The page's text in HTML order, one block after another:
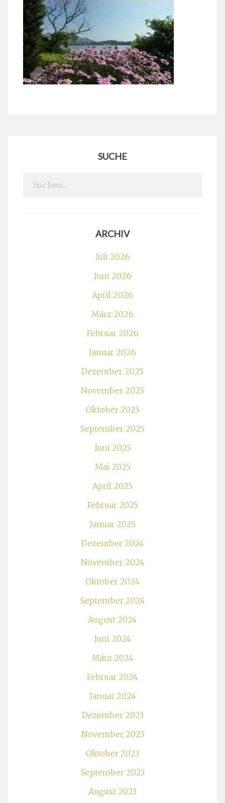
SUCHE
Search
ARCHIV
Juli 2026
Juni 2026
April 2026
März 2026
Februar 2026
Januar 2026
Dezember 2025
November 2025
Oktober 2025
September 2025
Juni 2025
Mai 2025
April 2025
Februar 2025
Januar 2025
Dezember 2024
November 2024
Oktober 2024
September 2024
August 2024
Juni 2024
März 2024
Februar 2024
Januar 2024
Dezember 2023
November 2023
Oktober 2023
September 2023
August 2023